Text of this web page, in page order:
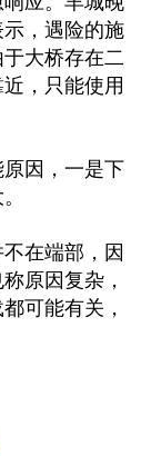
，遇险的施
大桥存在二
，只能使用
因，一是下
在端部，因
原因复杂，
可能有关，